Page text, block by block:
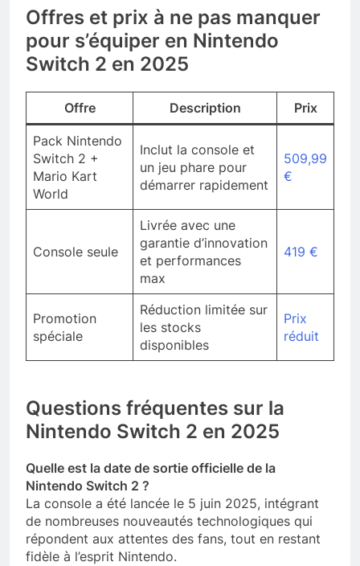
Offres et prix à ne pas manquer
pour s’équiper en Nintendo
Switch 2 en 2025
Offre Description Prix
Pack Nintendo
Switch 2 +
Mario Kart
World
Inclut la console et
un jeu phare pour
démarrer rapidement
509,99
€
Console seule
Livrée avec une
garantie d’innovation
et performances
max
419 €
Promotion
spéciale
Réduction limitée sur
les stocks
disponibles
Prix
réduit
Questions fréquentes sur la
Nintendo Switch 2 en 2025
Quelle est la date de sortie officielle de la
Nintendo Switch 2 ?
La console a été lancée le 5 juin 2025, intégrant
de nombreuses nouveautés technologiques qui
répondent aux attentes des fans, tout en restant
fidèle à l’esprit Nintendo.